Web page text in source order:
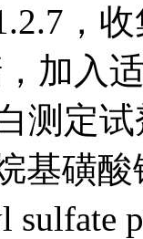
，
加入
测定
基磺
sulfate